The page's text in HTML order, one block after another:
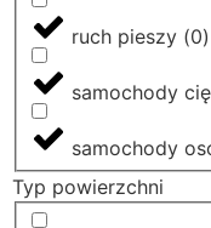
ruch pieszy (0)
samochody
samochody
Typ powierzchni